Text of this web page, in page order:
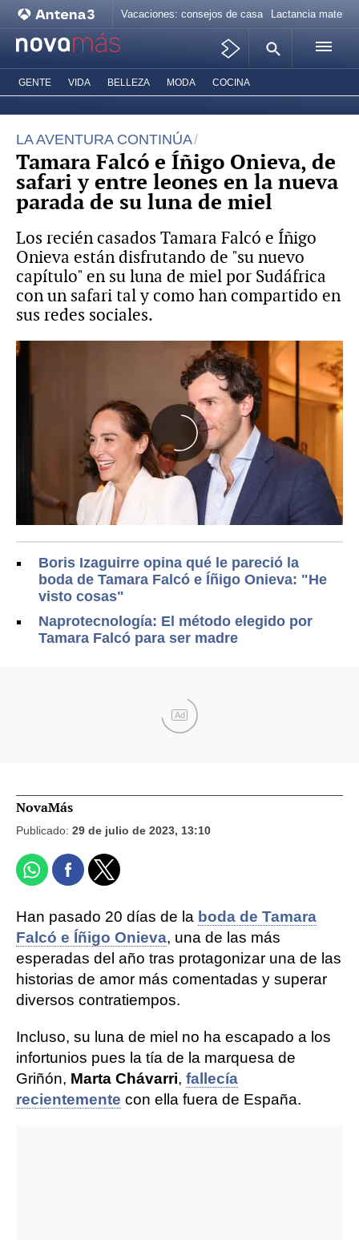
Vacaciones: consejos de casa Lactancia materna
GENTE VIDA BELLEZA MODA COCINA
LA AVENTURA CONTINÚA
Tamara Falcó e Íñigo Onieva, de
safari y entre leones en la nueva
parada de su luna de miel
Los recién casados Tamara Falcó e Íñigo
Onieva están disfrutando de "su nuevo
capítulo" en su luna de miel por Sudáfrica
con un safari tal y como han compartido en
sus redes sociales.
Boris Izaguirre opina qué le pareció la
boda de Tamara Falcó e Íñigo Onieva: "He
visto cosas"
Naprotecnología: El método elegido por
Tamara Falcó para ser madre
Ad
NovaMás
Publicado: 29 de julio de 2023, 13:10
Han pasado 20 días de la boda de Tamara
Falcó e Íñigo Onieva, una de las más
esperadas del año tras protagonizar una de las
historias de amor más comentadas y superar
diversos contratiempos.
Incluso, su luna de miel no ha escapado a los
infortunios pues la tía de la marquesa de
Griñón, Marta Chávarri, fallecía
recientemente con ella fuera de España.